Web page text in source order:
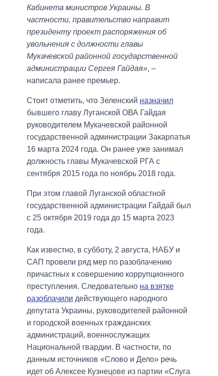
Кабинета министров Украины. В
частности, правительство направит
президенту проект распоряжения об
увольнения с должности главы
Мукачевской районной государственной
администрации Сергея Гайдая», –
написала ранее премьер.
Стоит отметить, что Зеленский назначил
бывшего главу Луганской ОВА Гайдая
руководителем Мукачевской районной
государственной администрации Закарпатья
16 марта 2024 года. Он ранее уже занимал
должность главы Мукачевской РГА с
сентября 2015 года по ноябрь 2018 года.
При этом главой Луганской областной
государственной администрации Гайдай был
с 25 октября 2019 года до 15 марта 2023
года.
Как известно, в субботу, 2 августа, НАБУ и
САП провели ряд мер по разоблачению
причастных к совершению коррупционного
преступления. Следовательно на взятке
разоблачили действующего народного
депутата Украины, руководителей районной
и городской военных гражданских
администраций, военнослужащих
Национальной гвардии. В частности, по
данным источников «Слово и Дело» речь
идет об Алексее Кузнецове из партии «Слуга